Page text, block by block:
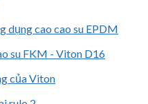
dụng cao cao su EPDM
của Viton